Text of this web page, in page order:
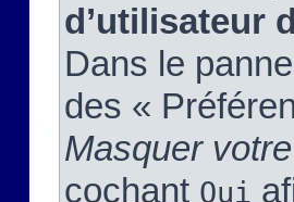
d’utilisateur
Dans le
des «
Masquer
cochant Oui